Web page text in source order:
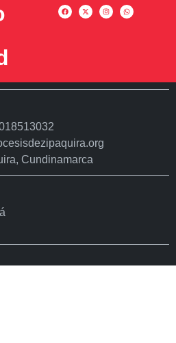
Cundinamarca